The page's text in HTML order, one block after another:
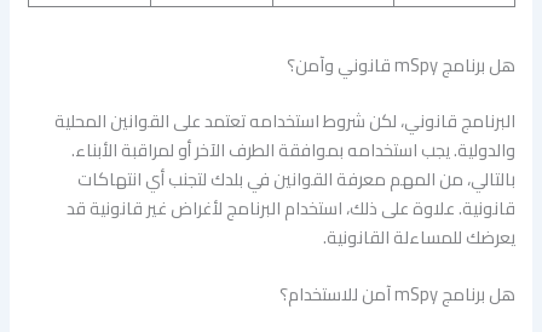
هل برنامج mSpy قانوني وآمن؟
البرنامج قانوني، لكن شروط استخدامه تعتمد على القوانين المحلية
والدولية. يجب استخدامه بموافقة الطرف الآخر أو لمراقبة الأبناء.
بالتالي، من المهم معرفة القوانين في بلدك لتجنب أي انتهاكات
قانونية. علاوة على ذلك، استخدام البرنامج لأغراض غير قانونية قد
يعرضك للمساءلة القانونية.
هل برنامج mSpy آمن للاستخدام؟